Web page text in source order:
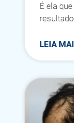
É ela
LEIA